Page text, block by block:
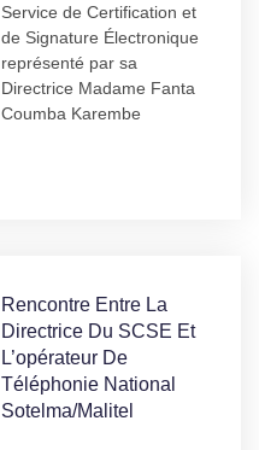
Service de Certification et
de Signature Électronique
représenté par sa
Directrice Madame Fanta
Coumba Karembe
Rencontre Entre La
Directrice Du SCSE Et
L’opérateur De
Téléphonie National
Sotelma/Malitel